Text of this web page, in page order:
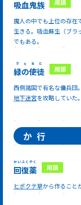
吸血鬼族
魔人の中でも上位の存在
生きる。吸血蘇生（ブラ
でもある。
緑の使徒
ゔぇると
西側諸国で有名な傭兵団。
地下迷宮を攻略していた。
か 行
回復薬
かいふくやく
ヒポクテ草から作ること